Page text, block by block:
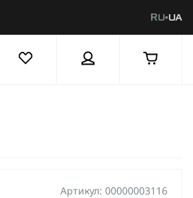
RU UA
Артикул: 00000003116